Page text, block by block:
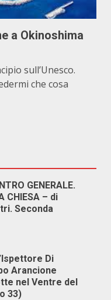
a Okinoshima
sull’Unesco.
che cosa
GENERALE.
CHIESA – di
Seconda
Di
Arancione
nel Ventre del
33)